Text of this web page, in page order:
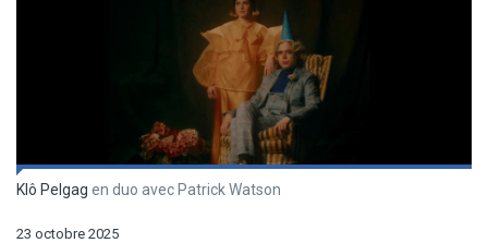
Klô Pelgag en duo avec Patrick Watson
23 octobre 2025